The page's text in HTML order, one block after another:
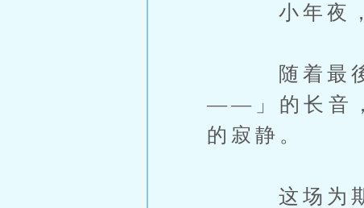
小年夜，
随着最後一
——」的长音
的寂静。
这场为期一